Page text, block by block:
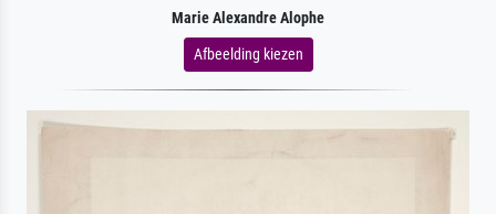
Marie Alexandre Alophe
Afbeelding kiezen